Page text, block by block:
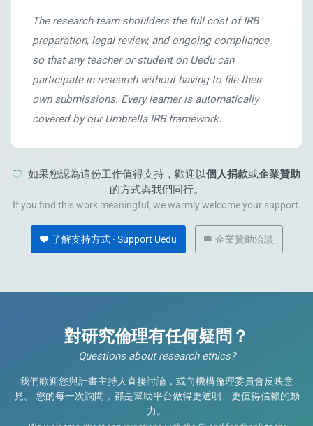
The research team shoulders the full cost of IRB
preparation, legal review, and ongoing compliance
so that any teacher or student on Uedu can
participate in research without having to file their
own submissions. Every learner is automatically
covered by our Umbrella IRB framework.
如果您認為這份工作值得支持，歡迎以個人捐款或企業贊助
的方式與我們同行。
If you find this work meaningful, we warmly welcome your support.
了解支持方式 · Support Uedu 企業贊助洽談
對研究倫理有任何疑問？
Questions about research ethics?
我們歡迎您與計畫主持人直接討論，或向機構倫理委員會反映意
見。 您的每一次詢問，都是幫助平台做得更透明、更值得信賴的動
力。